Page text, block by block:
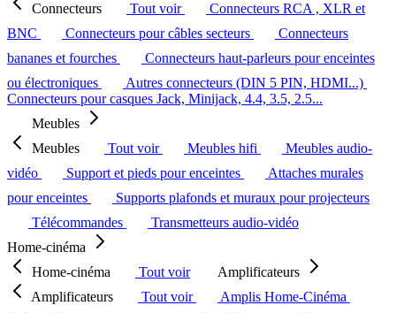
Connecteurs
Tout voir
Connecteurs RCA , XLR et
BNC
Connecteurs pour câbles secteurs
Connecteurs
bananes et fourches
Connecteurs haut-parleurs pour enceintes
ou électroniques
Autres connecteurs (DIN 5 PIN, HDMI...)
Connecteurs pour casques Jack, Minijack, 4.4, 3.5, 2.5...
Meubles
Meubles
Tout voir Meubles hifi
Meubles audio-
vidéo
Support et pieds pour enceintes
Attaches murales
pour enceintes
Supports plafonds et muraux pour projecteurs
Télécommandes
Transmetteurs audio-vidéo
Home-cinéma
Home-cinéma
Tout voir
Amplificateurs
Amplificateurs
Tout voir
Amplis Home-Cinéma